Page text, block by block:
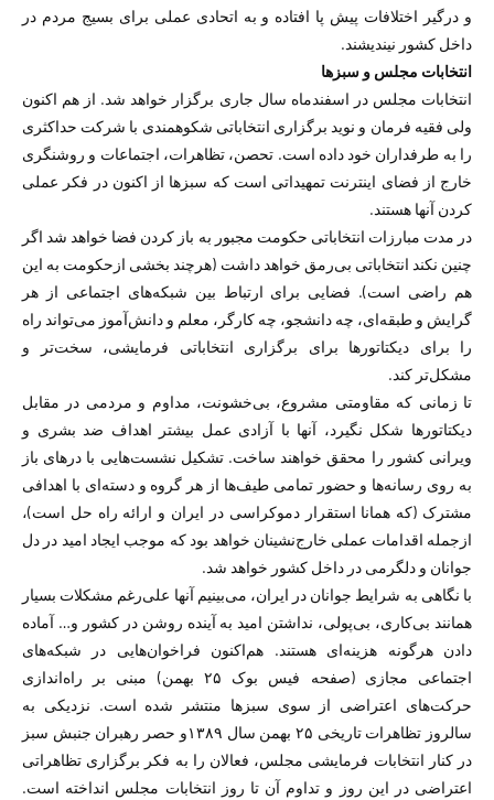
و درگیر اختلافات پیش پا افتاده و به اتحادی عملی برای بسیج مردم در
داخل کشور نیندیشند.
انتخابات مجلس و سبزها
انتخابات مجلس در اسفندماه سال جاری برگزار خواهد شد. از هم اکنون
ولی فقیه فرمان و نوید برگزاری انتخاباتی شکوهمندی با شرکت حداکثری
را به طرفداران خود داده است. تحصن، تظاهرات، اجتماعات و روشنگری
خارج از فضای اینترنت تمهیداتی‌ است که سبزها از اکنون در فکر عملی
کردن آنها هستند.
در مدت مبارزات انتخاباتی حکومت مجبور به باز کردن فضا خواهد شد اگر
چنین نکند انتخاباتی بی‌رمق خواهد داشت (هرچند بخشی ازحکومت به این
هم راضی است). فضایی برای ارتباط بین شبکه‌های اجتماعی از هر
گرایش و طبقه‌ای، چه دانشجو، چه کارگر، معلم و دانش‌آموز می‌تواند راه
را برای دیکتاتورها برای برگزاری انتخاباتی فرمایشی، سخت‌تر و
مشکل‌تر کند.
تا زمانی که مقاومتی مشروع، بی‌خشونت، مداوم و مردمی در مقابل
دیکتاتورها شکل نگیرد، آنها با آزادی عمل بیشتر اهداف ضد بشری و
ویرانی کشور را محقق خواهند ساخت. تشکیل نشست‌هایی با درهای باز
به روی رسانه‌ها و حضور تمامی طیف‌ها از هر گروه و دسته‌ای با اهدافی
مشترک (که همانا استقرار دموکراسی در ایران و ارائه راه حل است)،
ازجمله اقدامات عملی خارج‌نشینان خواهد بود که موجب ایجاد امید در دل
جوانان و دلگرمی در داخل کشور خواهد شد.
با نگاهی به شرایط جوانان در ایران، می‌بینیم آنها علی‌رغم مشکلات بسیار
همانند بی‌کاری، بی‌پولی، نداشتن امید به آینده روشن در کشور و… آماده
دادن هرگونه هزینه‌ای هستند. هم‌اکنون فراخوان‌هایی در شبکه‌های
اجتماعی مجازی (صفحه فیس بوک ۲۵ بهمن) مبنی بر راه‌اندازی
حرکت‌های اعتراضی از سوی سبزها منتشر شده است. نزدیکی به
سالروز تظاهرات تاریخی ۲۵ بهمن سال ۱۳۸۹و حصر رهبران جنبش سبز
در کنار انتخابات فرمایشی مجلس، فعالان را به فکر برگزاری تظاهراتی
اعتراضی در این روز و تداوم آن تا روز انتخابات مجلس انداخته است.